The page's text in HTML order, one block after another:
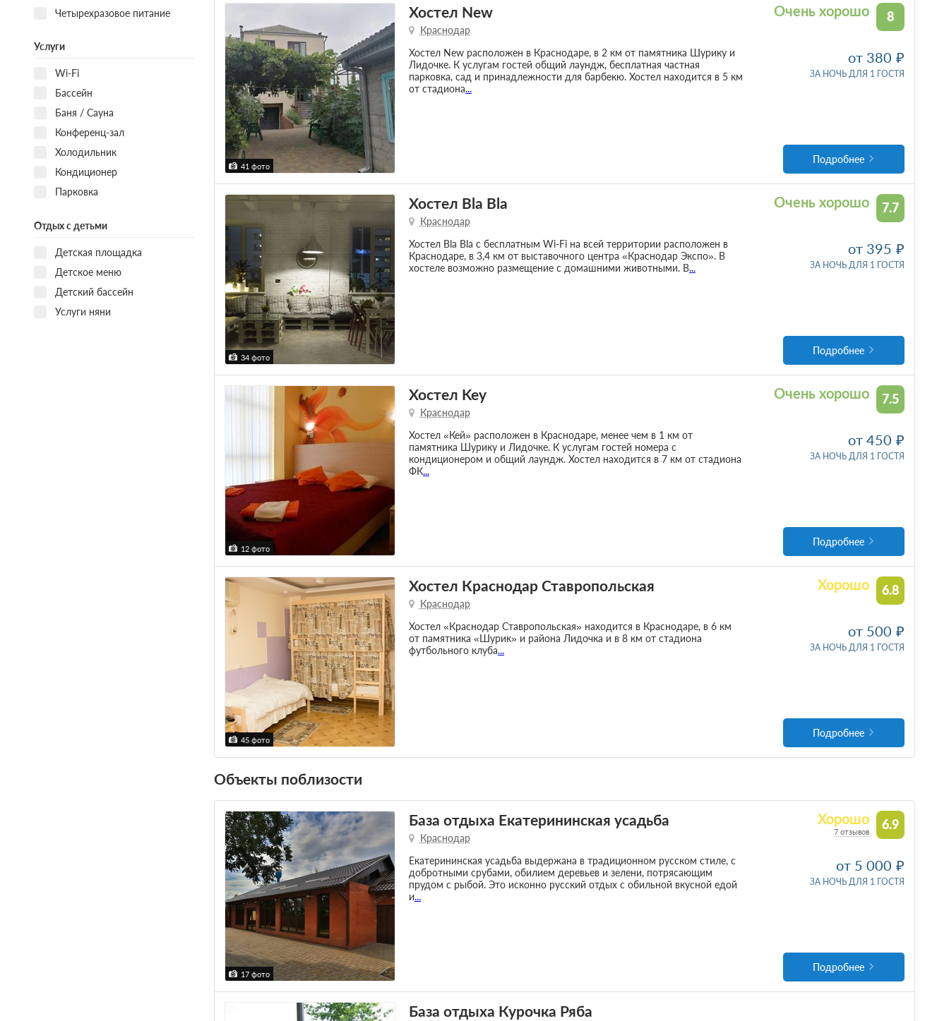
Четырехразовое питание
Услуги
Wi-Fi
Бассейн
Баня / Сауна
Конференц-зал
Холодильник
Кондиционер
Парковка
Отдых с детьми
Детская площадка
Детское меню
Детский бассейн
Услуги няни
41 фото
8
Очень хорошо
Хостел New
Краснодар
Хостел New расположен в Краснодаре, в 2 км от памятника Шурику и
Лидочке. К услугам гостей общий лаундж, бесплатная частная
парковка, сад и принадлежности для барбекю. Хостел находится в 5 км
от стадиона...
от 380
ЗА НОЧЬ ДЛЯ 1 ГОСТЯ
Подробнее
34 фото
7.7
Очень хорошо
Хостел Bla Bla
Краснодар
Хостел Bla Bla с бесплатным Wi-Fi на всей территории расположен в
Краснодаре, в 3,4 км от выставочного центра «Краснодар Экспо». В
хостеле возможно размещение с домашними животными. В...
от 395
ЗА НОЧЬ ДЛЯ 1 ГОСТЯ
Подробнее
12 фото
7.5
Очень хорошо
Хостел Key
Краснодар
Хостел «Кей» расположен в Краснодаре, менее чем в 1 км от
памятника Шурику и Лидочке. К услугам гостей номера с
кондиционером и общий лаундж. Хостел находится в 7 км от стадиона
ФК...
от 450
ЗА НОЧЬ ДЛЯ 1 ГОСТЯ
Подробнее
45 фото
6.8
Хорошо
Хостел Краснодар Ставропольская
Краснодар
Хостел «Краснодар Ставропольская» находится в Краснодаре, в 6 км
от памятника «Шурик» и района Лидочка и в 8 км от стадиона
футбольного клуба...
от 500
ЗА НОЧЬ ДЛЯ 1 ГОСТЯ
Подробнее
Объекты поблизости
17 фото
6.9
Хорошо
7 отзывов
База отдыха Екатерининская усадьба
Краснодар
Екатерининская усадьба выдержана в традиционном русском стиле, с
добротными срубами, обилием деревьев и зелени, потрясающим
прудом с рыбой. Это исконно русский отдых с обильной вкусной едой
и...
от 5 000
ЗА НОЧЬ ДЛЯ 1 ГОСТЯ
Подробнее
База отдыха Курочка Ряба